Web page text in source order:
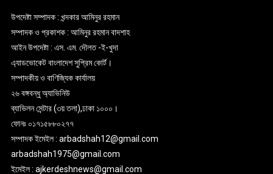
উপদেষ্টা সম্পাদক : খন্দকার আমিনুর রহমান
সম্পাদক ও প্রকাশক : আমিনুর রহমান বাদশাহ
আইন উপদেষ্টা : এস. এম. দৌলত -ই-খুদা
এ্যাডভোকেট বাংলাদেশ সুপ্রিম কোর্ট।
সম্পাদকীয় ও বাণিজ্যিক কার্যালয়
২৬ বঙ্গবন্ধু অ্যাভিনিউ
ব্যাভিলন সেন্টার (৩য় তলা),ঢাকা ১০০০।
ফোনঃ ০১৭১৫৮৮০২৭৭
সম্পাদক ইমেইল : arbadshah12@gmail.com
arbadshah1975@gmail.com
ইমেইল : ajkerdeshnews@gmail.com